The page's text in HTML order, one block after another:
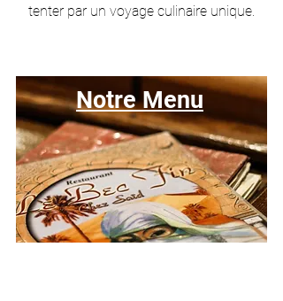
tenter par un voyage culinaire unique.
Notre Menu